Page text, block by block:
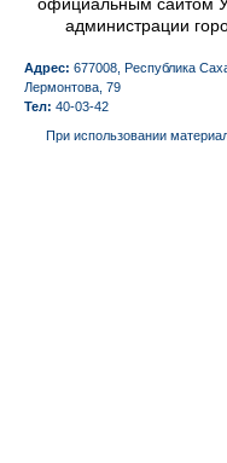
администрации
Адрес: 677008, Республика
Лермонтова, 79
Тел: 40-03-42
При использовании